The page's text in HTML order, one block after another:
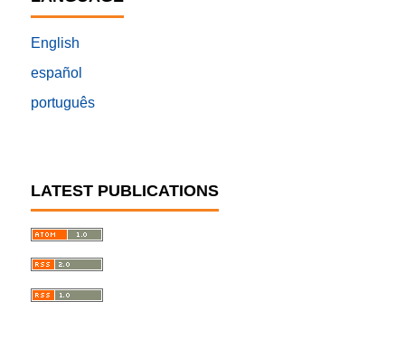
English
español
português
LATEST PUBLICATIONS